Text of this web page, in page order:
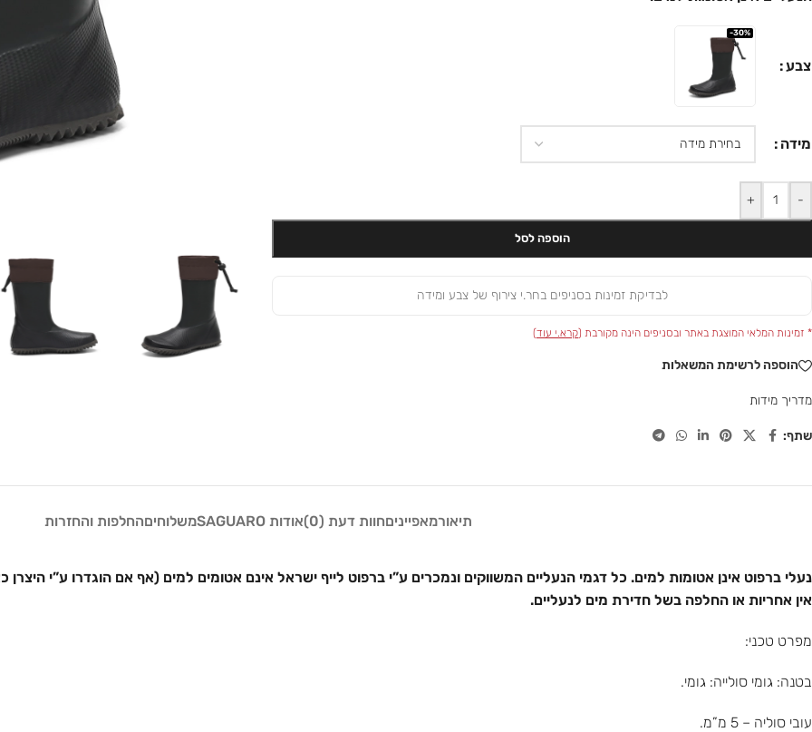
צבע
-30%
מידה
-
+
הוספה לסל
לבדיקת זמינות בסניפים בחר.י צירוף של צבע ומידה
* זמינות המלאי המוצגת באתר ובסניפים הינה מקורבת (קרא.י עוד)
הוספה לרשימת המשאלות
מדריך מידות
שתף:
תיאורמאפייניםחוות דעת (0) אודות SAGUARO משלוחיםהחלפות והחזרות
נעלי ברפוט אינן אטומות למים. כל דגמי הנעליים המשווקים ונמכרים ע”י ברפוט לייף ישראל אינם אטומים למים (אף אם הוגדרו ע”י
אין אחריות או החלפה בשל חדירת מים לנעליים.
מפרט טכני:
בטנה: גומי סולייה: גומי.
עובי סוליה – 5 מ”מ.